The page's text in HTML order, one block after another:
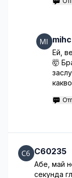
Ей,
🤯
C60235
Абе, май
секунда